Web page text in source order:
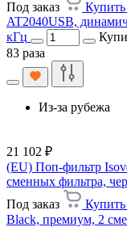
Под заказ
AT2040USB,
кГц
83 раза
Из-за рубежа
21 102 ₽
(EU) Поп-фильтр
сменных фильтра,
Под заказ
Black, премиум, 2